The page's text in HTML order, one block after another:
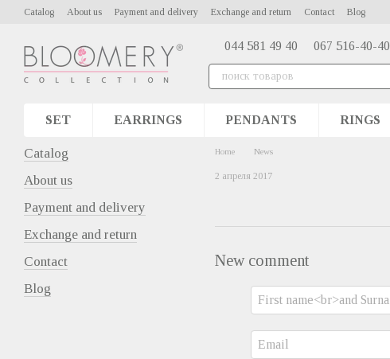
Skip to main content
Catalog About us Payment and delivery Exchange and return Contact Blog
044 581 49 40 067 516-40-40
SET EARRINGS PENDANTS RINGS
Home News
2 апреля 2017
New comment
Catalog
About us
Payment and delivery
Exchange and return
Contact
Blog